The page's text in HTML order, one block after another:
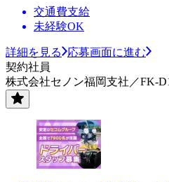
交通費支給
未経験OK
詳細を見る
応募画面に進む
契約社員
株式会社セノン福岡支社／FK-